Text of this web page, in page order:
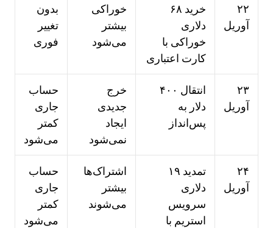
۲۲
آوریل
خرید ۶۸
دلاری
خوراکی با
کارت اعتباری
خوراکی
بیشتر
می‌شود
بدون
تغییر
فوری
۲۳
آوریل
انتقال ۴۰۰
دلار به
پس‌انداز
خرج
جدیدی
ایجاد
نمی‌شود
حساب
جاری
کمتر
می‌شود
۲۴
آوریل
تمدید ۱۹
دلاری
سرویس
استریم با
اشتراک‌ها
بیشتر
می‌شوند
حساب
جاری
کمتر
می‌شود